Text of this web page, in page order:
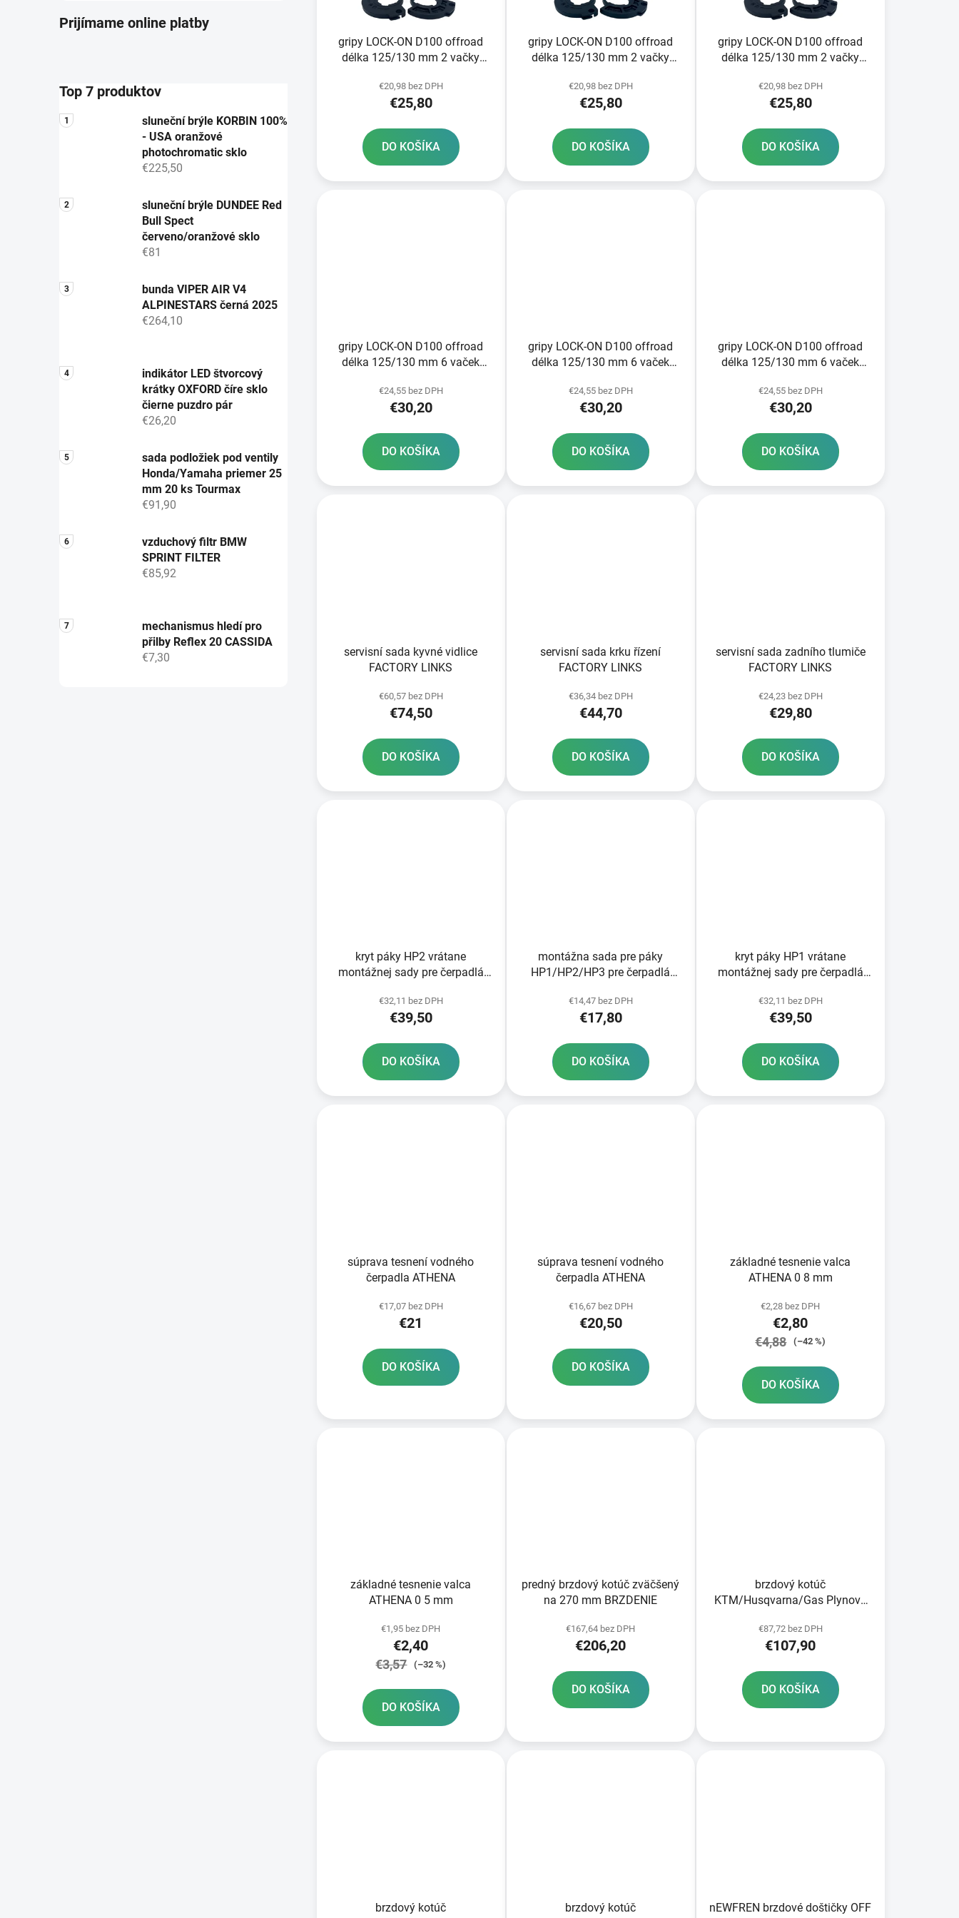
Prijímame online platby
Top 7 produktov
sluneční brýle KORBIN 100%
- USA oranžové
photochromatic sklo
€225,50
sluneční brýle DUNDEE Red
Bull Spect
červeno/oranžové sklo
€81
bunda VIPER AIR V4
ALPINESTARS černá 2025
€264,10
indikátor LED štvorcový
krátky OXFORD číre sklo
čierne puzdro pár
€26,20
sada podložiek pod ventily
Honda/Yamaha priemer 25
mm 20 ks Tourmax
€91,90
vzduchový filtr BMW
SPRINT FILTER
€85,92
mechanismus hledí pro
přilby Reflex 20 CASSIDA
€7,30
o
v
gripy LOCK-ON D100 offroad
délka 125/130 mm 2 vačky
€20,98 bez DPH
€25,80
DO KOŠÍKA
gripy LOCK-ON D100 offroad
délka 125/130 mm 2 vačky
€20,98 bez DPH
€25,80
DO KOŠÍKA
gripy LOCK-ON D100 offroad
délka 125/130 mm 2 vačky
€20,98 bez DPH
€25,80
DO KOŠÍKA
gripy LOCK-ON D100 offroad
délka 125/130 mm 6 vaček
€24,55 bez DPH
€30,20
DO KOŠÍKA
gripy LOCK-ON D100 offroad
délka 125/130 mm 6 vaček
€24,55 bez DPH
€30,20
DO KOŠÍKA
gripy LOCK-ON D100 offroad
délka 125/130 mm 6 vaček
€24,55 bez DPH
€30,20
DO KOŠÍKA
servisní sada kyvné vidlice
FACTORY LINKS
€60,57 bez DPH
€74,50
DO KOŠÍKA
servisní sada krku řízení
FACTORY LINKS
€36,34 bez DPH
€44,70
DO KOŠÍKA
servisní sada zadního tlumiče
FACTORY LINKS
€24,23 bez DPH
€29,80
DO KOŠÍKA
kryt páky HP2 vrátane
montážnej sady pre čerpadlá
€32,11 bez DPH
€39,50
DO KOŠÍKA
montážna sada pre páky
HP1/HP2/HP3 pre čerpadlá
€14,47 bez DPH
€17,80
DO KOŠÍKA
kryt páky HP1 vrátane
montážnej sady pre čerpadlá
€32,11 bez DPH
€39,50
DO KOŠÍKA
súprava tesnení vodného
čerpadla ATHENA
€17,07 bez DPH
€21
DO KOŠÍKA
súprava tesnení vodného
čerpadla ATHENA
€16,67 bez DPH
€20,50
DO KOŠÍKA
základné tesnenie valca
ATHENA 0 8 mm
€2,28 bez DPH
€2,80
€4,88 (–42 %)
DO KOŠÍKA
základné tesnenie valca
ATHENA 0 5 mm
€1,95 bez DPH
€2,40
€3,57 (–32 %)
DO KOŠÍKA
predný brzdový kotúč zväčšený
na 270 mm BRZDENIE
€167,64 bez DPH
€206,20
DO KOŠÍKA
brzdový kotúč
KTM/Husqvarna/Gas Plynové
€87,72 bez DPH
€107,90
DO KOŠÍKA
brzdový kotúč
brzdový kotúč
nEWFREN brzdové doštičky OFF